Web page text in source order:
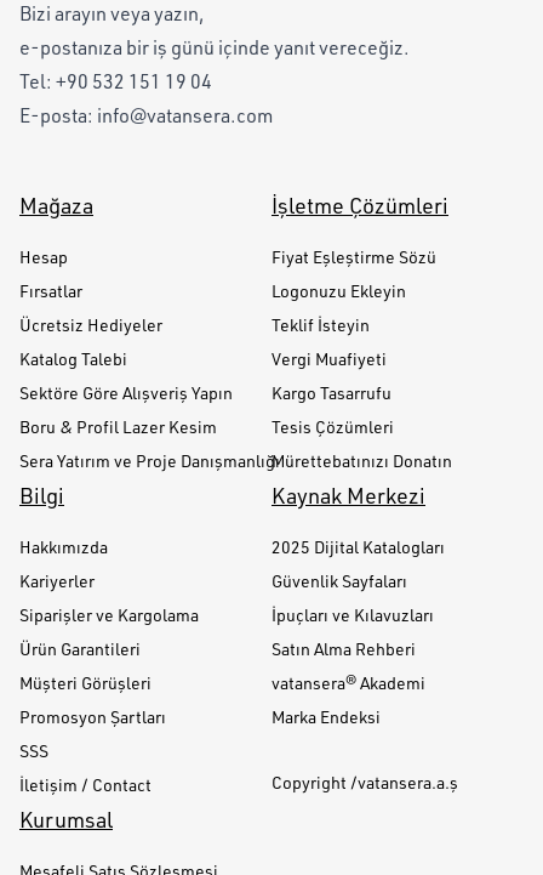
Bizi arayın veya yazın,
e-postanıza bir iş günü içinde yanıt vereceğiz.
Tel: +90 532 151 19 04
E-posta: info@vatansera.com
Mağaza
Hesap
Fırsatlar
Ücretsiz Hediyeler
Katalog Talebi
Sektöre Göre Alışveriş Yapın
Boru & Profil Lazer Kesim
Sera Yatırım ve Proje Danışmanlığı
İşletme Çözümleri
Fiyat Eşleştirme Sözü
Logonuzu Ekleyin
Teklif İsteyin
Vergi Muafiyeti
Kargo Tasarrufu
Tesis Çözümleri
Mürettebatınızı Donatın
Bilgi
Hakkımızda
Kariyerler
Siparişler ve Kargolama
Ürün Garantileri
Müşteri Görüşleri
Promosyon Şartları
SSS
İletişim / Contact
Kaynak Merkezi
2025 Dijital Katalogları
Güvenlik Sayfaları
İpuçları ve Kılavuzları
Satın Alma Rehberi
vatansera® Akademi
Marka Endeksi
Copyright /vatansera.a.ş
Kurumsal
Mesafeli Satış Sözleşmesi